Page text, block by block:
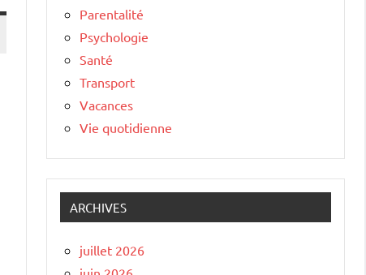
Parentalité
Psychologie
Santé
Transport
Vacances
Vie quotidienne
ARCHIVES
juillet 2026